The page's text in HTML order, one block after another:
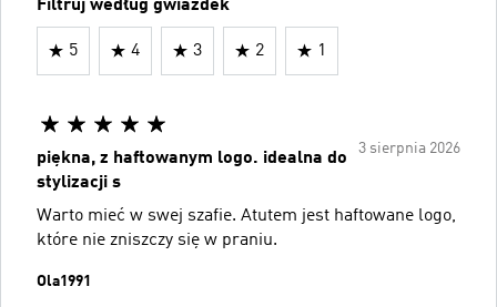
Filtruj według gwiazdek
5 4 3 2 1
3 sierpnia 2026
piękna, z haftowanym logo. idealna do
stylizacji s
Warto mieć w swej szafie. Atutem jest haftowane logo,
które nie zniszczy się w praniu.
Ola1991